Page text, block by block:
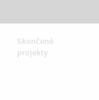
Skončené
projekty